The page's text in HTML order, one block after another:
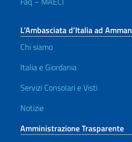
L’Ambasciata d’Italia ad Amman
Chi siamo
Italia e Giordania
Servizi Consolari e Visti
Notizie
Amministrazione Trasparente